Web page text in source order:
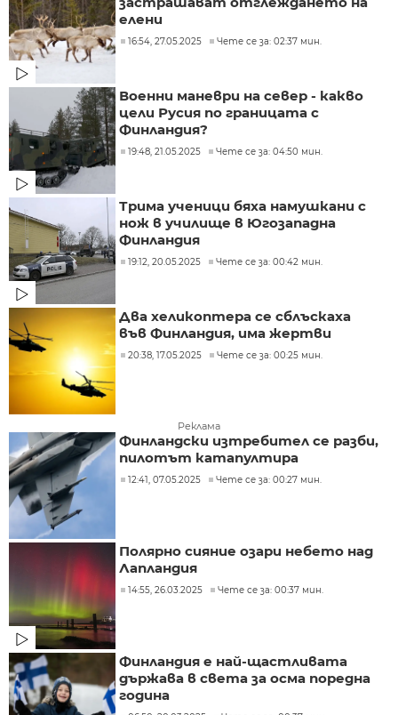
елени
16:54, 27.05.2025 Чете се за: 02:37 мин.
Военни маневри на север - какво
цели Русия по границата с
Финландия?
19:48, 21.05.2025 Чете се за: 04:50 мин.
Трима ученици бяха намушкани с
нож в училище в Югозападна
Финландия
19:12, 20.05.2025 Чете се за: 00:42 мин.
Два хеликоптера се сблъскаха
във Финландия, има жертви
20:38, 17.05.2025 Чете се за: 00:25 мин.
Реклама
Финландски изтребител се разби,
пилотът катапултира
12:41, 07.05.2025 Чете се за: 00:27 мин.
Полярно сияние озари небето над
Лапландия
14:55, 26.03.2025 Чете се за: 00:37 мин.
Финландия е най-щастливата
държава в света за осма поредна
година